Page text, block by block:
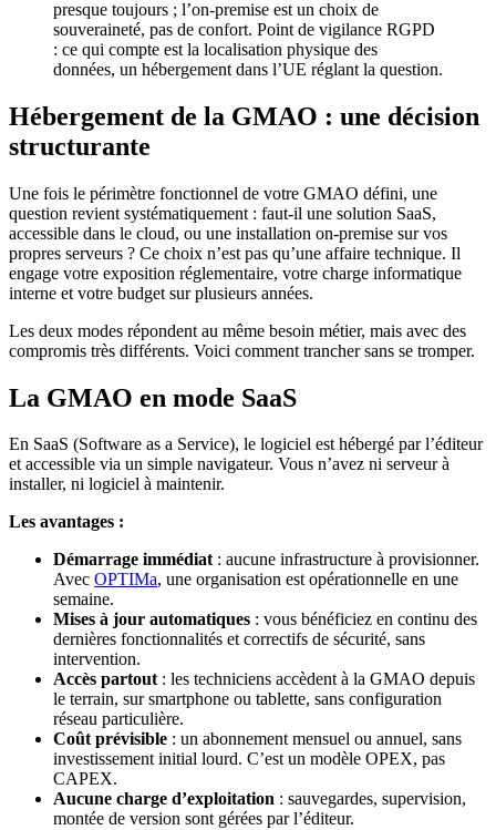
presque toujours ; l’on-premise est un choix de
souveraineté, pas de confort. Point de vigilance RGPD
: ce qui compte est la localisation physique des
données, un hébergement dans l’UE réglant la question.
Hébergement de la GMAO : une décision
structurante
Une fois le périmètre fonctionnel de votre GMAO défini, une
question revient systématiquement : faut-il une solution SaaS,
accessible dans le cloud, ou une installation on-premise sur vos
propres serveurs ? Ce choix n’est pas qu’une affaire technique. Il
engage votre exposition réglementaire, votre charge informatique
interne et votre budget sur plusieurs années.
Les deux modes répondent au même besoin métier, mais avec des
compromis très différents. Voici comment trancher sans se tromper.
La GMAO en mode SaaS
En SaaS (Software as a Service), le logiciel est hébergé par l’éditeur
et accessible via un simple navigateur. Vous n’avez ni serveur à
installer, ni logiciel à maintenir.
Les avantages :
Démarrage immédiat: aucune infrastructure à provisionner.
Avec OPTIMa, une organisation est opérationnelle en une
semaine.
Mises à jour automatiques : vous bénéficiez en continu des
dernières fonctionnalités et correctifs de sécurité, sans
intervention.
Accès partout: les techniciens accèdent à la GMAO depuis
le terrain, sur smartphone ou tablette, sans configuration
réseau particulière.
Coût prévisible : un abonnement mensuel ou annuel, sans
investissement initial lourd. C’est un modèle OPEX, pas
CAPEX.
Aucune charge d’exploitation : sauvegardes, supervision,
montée de version sont gérées par l’éditeur.